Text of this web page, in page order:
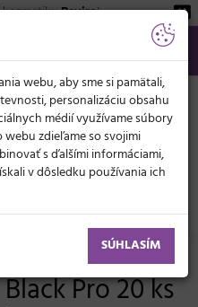
Beviro!
€
Latexové
pre
Pro 20 ks
webu, aby sme si pamätali,
personalizáciu obsahu
médií využívame súbory
zdieľame so svojimi
s ďalšími informáciami,
v dôsledku používania ich
SÚHLASÍM